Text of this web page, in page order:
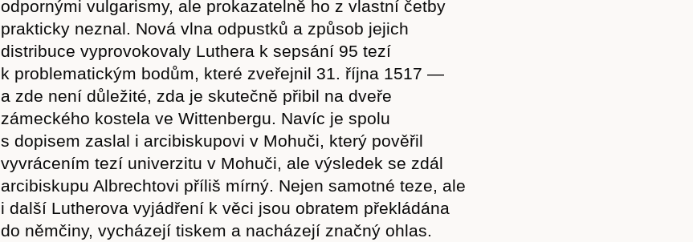
odpornými vulgarismy, ale prokazatelně ho z vlastní četby
prakticky neznal. Nová vlna odpustků a způsob jejich
distribuce vyprovokovaly Luthera k sepsání 95 tezí
k problematickým bodům, které zveřejnil 31. října 1517 —
a zde není důležité, zda je skutečně přibil na dveře
zámeckého kostela ve Wittenbergu. Navíc je spolu
s dopisem zaslal i arcibiskupovi v Mohuči, který pověřil
vyvrácením tezí univerzitu v Mohuči, ale výsledek se zdál
arcibiskupu Albrechtovi příliš mírný. Nejen samotné teze, ale
i další Lutherova vyjádření k věci jsou obratem překládána
do němčiny, vycházejí tiskem a nacházejí značný ohlas.